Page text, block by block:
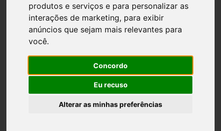
produtos e serviços e para personalizar as
interações de marketing, para exibir
anúncios que sejam mais relevantes para
você.
Concordo
Eu recuso
Alterar as minhas preferências